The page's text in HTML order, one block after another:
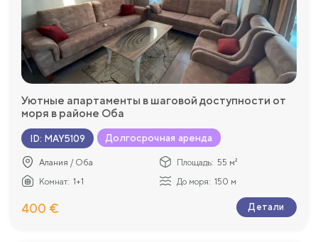
Уютные апартаменты в шаговой доступности от
моря в районе Оба
ID: MAY5109 Долгосрочная аренда
Алания / Оба Площадь: 55 м²
Комнат: 1+1 До моря: 150 м
400 € Детали